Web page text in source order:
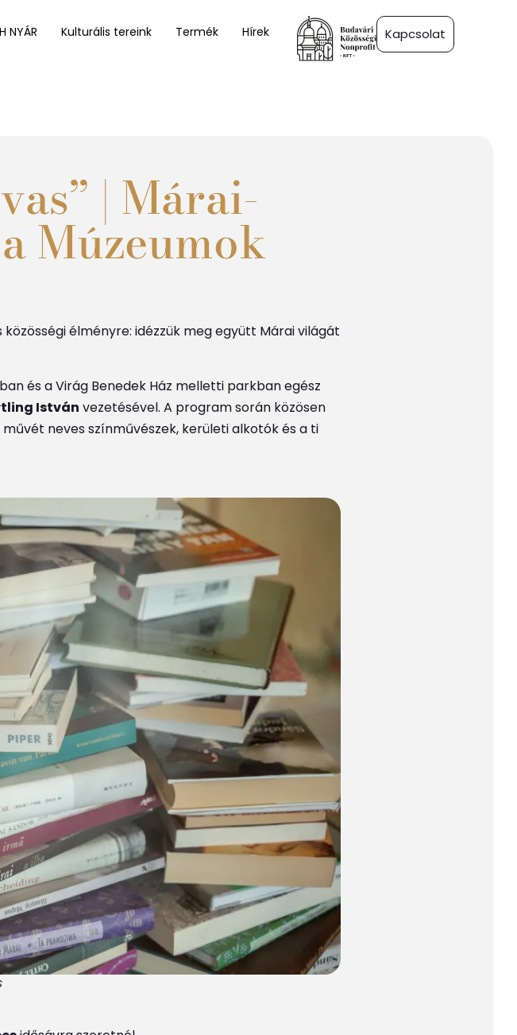
NYÁR Kulturális tereink Termék
Hírek
Kapcsolat
| Márai-
Múzeumok
élményre: idézzük meg együtt Márai világát
és a Virág Benedek Ház melletti parkban egész
István vezetésével. A program során közösen
neves színművészek, kerületi alkotók és a ti